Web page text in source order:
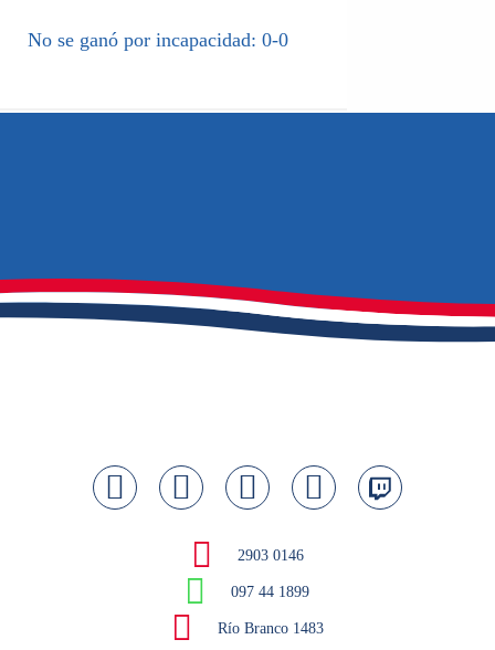
No se ganó por incapacidad: 0-0
2903 0146
097 44 1899
Río Branco 1483